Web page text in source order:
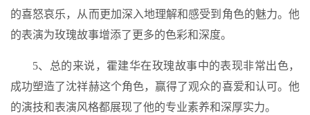
的喜怒哀乐，从而更加深入地理解和感受到角色的魅力。他
的表演为玫瑰故事增添了更多的色彩和深度。
5、总的来说，霍建华在玫瑰故事中的表现非常出色，
成功塑造了沈祥赫这个角色，赢得了观众的喜爱和认可。他
的演技和表演风格都展现了他的专业素养和深厚实力。